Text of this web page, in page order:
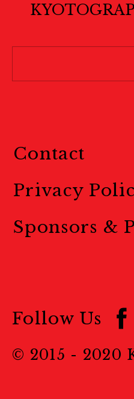
Contact
Privacy
Sponsors &
Follow Us
© 2015 - 2020